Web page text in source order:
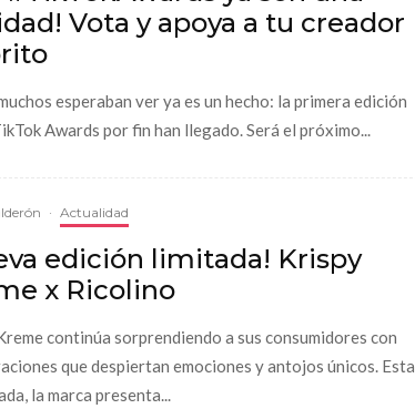
Vota y apoya a tu creador
esperaban ver ya es un hecho: la primera edición
Awards por fin han llegado. Será el próximo...
· Actualidad
edición limitada! Krispy
x Ricolino
continúa sorprendiendo a sus consumidores con
que despiertan emociones y antojos únicos. Esta
la marca presenta...